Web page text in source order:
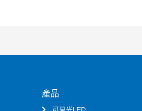
產品